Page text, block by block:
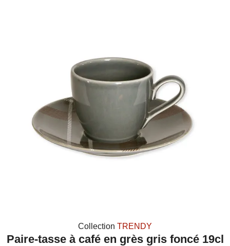
Collection TRENDY
Paire-tasse à café en grès gris foncé 19cl